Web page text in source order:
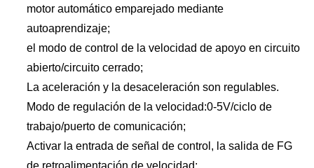
motor automático emparejado mediante
autoaprendizaje;
el modo de control de la velocidad de apoyo en circuito
abierto/circuito cerrado;
La aceleración y la desaceleración son regulables.
Modo de regulación de la velocidad:0-5V/ciclo de
trabajo/puerto de comunicación;
Activar la entrada de señal de control, la salida de FG